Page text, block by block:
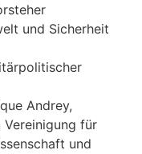
und Sicherheit
Andrey,
Vereinigung für
und